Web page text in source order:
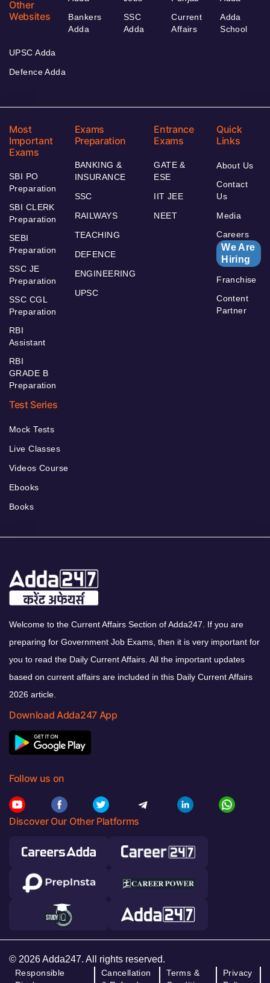
Other
Websites
Bankers
Adda
SSC
Adda
Current
Affairs
Adda
School
UPSC Adda
Defence Adda
Most
Important
Exams
SBI PO
Preparation
SBI CLERK
Preparation
SEBI
Preparation
SSC JE
Preparation
SSC CGL
Preparation
RBI
Assistant
RBI
GRADE B
Preparation
Exams
Preparation
BANKING &
INSURANCE
SSC
RAILWAYS
TEACHING
DEFENCE
ENGINEERING
UPSC
Entrance
Exams
GATE &
ESE
IIT JEE
NEET
Quick
Links
About Us
Contact
Us
Media
Careers
We Are
Hiring
Franchise
Content
Partner
Test Series
Mock Tests
Live Classes
Videos Course
Ebooks
Books
Welcome to the Current Affairs Section of Adda247. If you are
preparing for Government Job Exams, then it is very important for
you to read the Daily Current Affairs. All the important updates
based on current affairs are included in this Daily Current Affairs
2026 article.
Download Adda247 App
Follow us on
Discover Our Other Platforms
© 2026 Adda247. All rights reserved.
Responsible
Cancellation
Terms &
Privacy